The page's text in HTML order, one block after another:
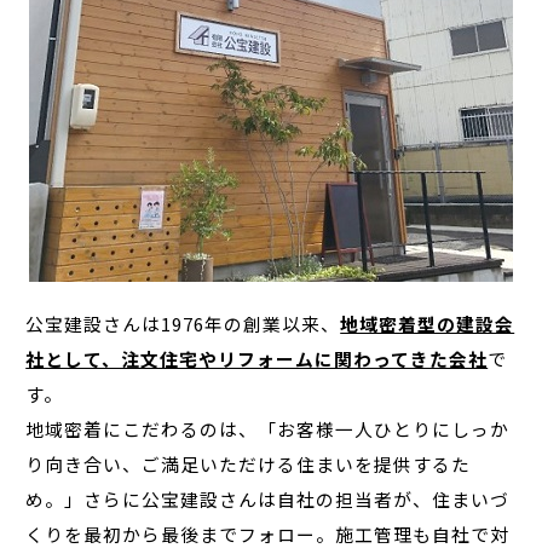
公宝建設さんは1976年の創業以来、地域密着型の建設会
社として、注文住宅やリフォームに関わってきた会社で
す。
地域密着にこだわるのは、「お客様一人ひとりにしっか
り向き合い、ご満足いただける住まいを提供するた
め。」さらに公宝建設さんは自社の担当者が、住まいづ
くりを最初から最後までフォロー。施工管理も自社で対